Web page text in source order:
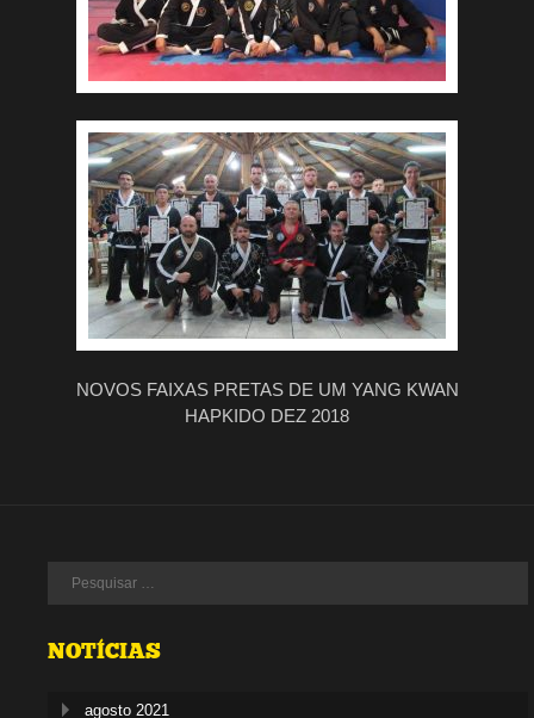
NOVOS FAIXAS PRETAS DE UM YANG KWAN
HAPKIDO DEZ 2018
NOTÍCIAS
agosto 2021